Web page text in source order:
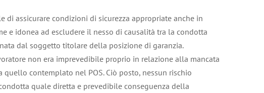
assicurare condizioni di sicurezza appropriate anche in
e idonea ad escludere il nesso di causalità tra la condotta
dal soggetto titolare della posizione di garanzia.
non era imprevedibile proprio in relazione alla mancata
contemplato nel POS. Ciò posto, nessun rischio
quale diretta e prevedibile conseguenza della